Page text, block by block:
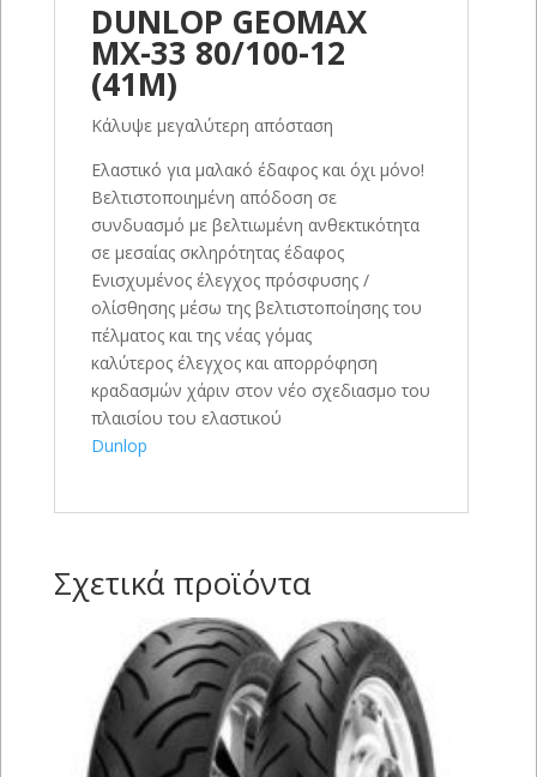
DUNLOP GEOMAX
MX-33 80/100-12
(41M)
Κάλυψε μεγαλύτερη απόσταση
Ελαστικό για μαλακό έδαφος και όχι μόνο!
Βελτιστοποιημένη απόδοση σε
συνδυασμό με βελτιωμένη ανθεκτικότητα
σε μεσαίας σκληρότητας έδαφος
Ενισχυμένος έλεγχος πρόσφυσης /
ολίσθησης μέσω της βελτιστοποίησης του
πέλματος και της νέας γόμας
καλύτερος έλεγχος και απορρόφηση
κραδασμών χάριν στον νέο σχεδιασμο του
πλαισίου του ελαστικού
Dunlop
Σχετικά προϊόντα